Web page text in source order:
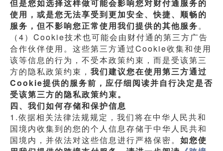
但是您如选择这样做可能会影响您对财付通服务的
使用，或是您无法享受到更加安全、快捷、顺畅的
服务，但不影响您正常使用我们提供的其他服务。
（4）Cookie技术也可能会由财付通的第三方广告
合作伙伴使用。这些第三方通过Cookie收集和使用
该等信息的行为，不受本政策约束，而是受该第三
方的隐私政策约束， 我们建议您在使用第三方通过
Cookie提供的服务前，应仔细阅读并自行决定是否
受该第三方的隐私政策约束。
四、我们如何存储和保护信息
1.依据相关法律法规规定，我们将在中华人民共和
国境内收集到的您的个人信息存储于中华人民共和
国境内，并依法对这些信息进行严格保密。 如您使